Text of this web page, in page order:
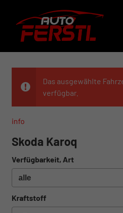
Das ausgewählte
verfügbar.
info
Skoda Karoq
Verfügbarkeit, Art
Kraftstoff